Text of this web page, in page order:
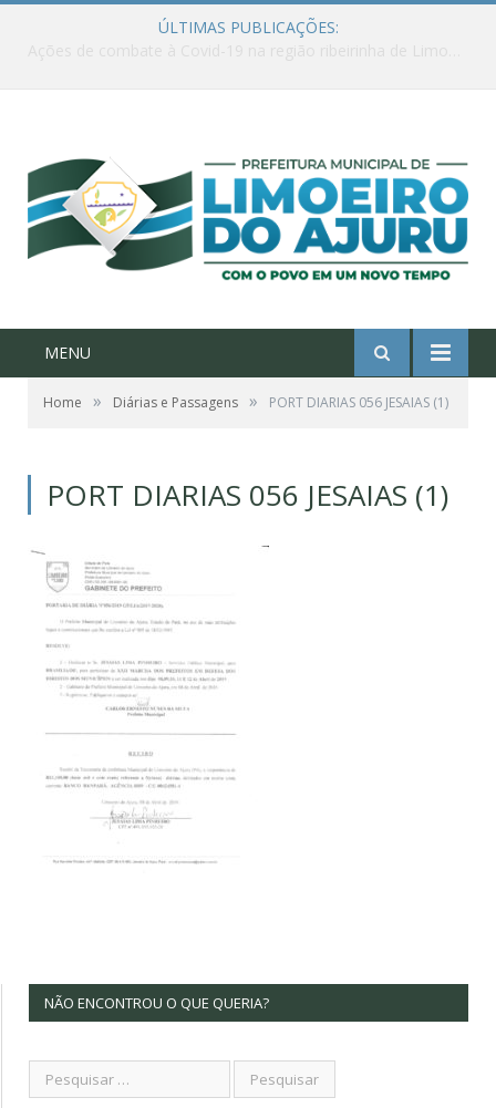
ÚLTIMAS PUBLICAÇÕES:
MENU
Home » Diárias e Passagens » PORT DIARIAS 056 JESAIAS (1)
PORT DIARIAS 056 JESAIAS (1)
NÃO ENCONTROU O QUE QUERIA?